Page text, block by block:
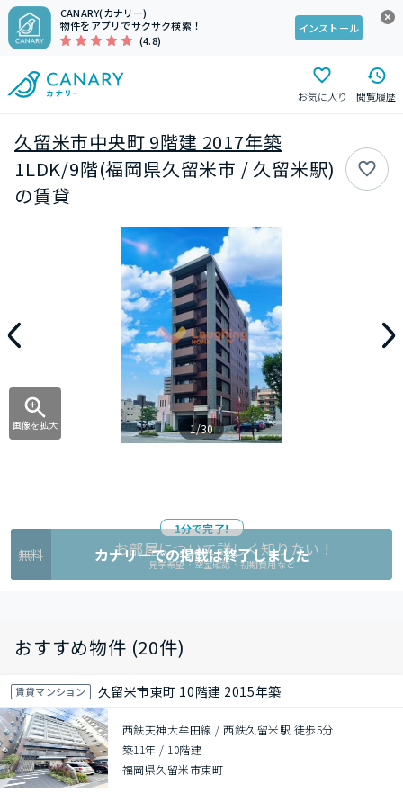
CANARY(カナリー)
物件をアプリでサクサク検索！
(4.8)
インストール
お気に入り 閲覧履歴
久留米市中央町 9階建 2017年築
1LDK/9階(福岡県久留米市 / 久留米駅)
の賃貸
画像を拡大 1/30
1分で完了!
無料 お部屋について詳しく知りたい !
見学希望・空室確認・初期費用など
カナリーでの掲載は終了しました
おすすめ物件 (20件)
賃貸マンション 久留米市東町 10階建 2015年築
西鉄天神大牟田線 / 西鉄久留米駅 徒歩5分
築11年 / 10階建
福岡県久留米市東町